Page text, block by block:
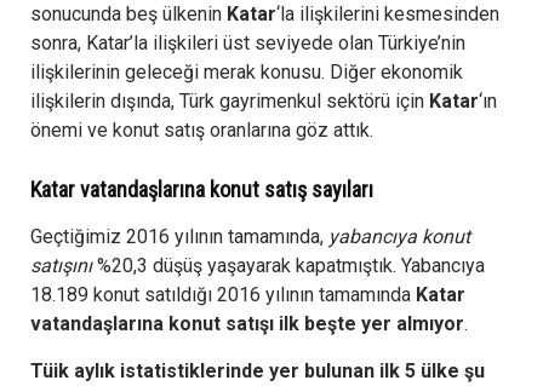
sonucunda beş ülkenin Katar‘la ilişkilerini kesmesinden
sonra, Katar’la ilişkileri üst seviyede olan Türkiye’nin
ilişkilerinin geleceği merak konusu. Diğer ekonomik
ilişkilerin dışında, Türk gayrimenkul sektörü için Katar‘ın
önemi ve konut satış oranlarına göz attık.
Katar vatandaşlarına konut satış sayıları
Geçtiğimiz 2016 yılının tamamında, yabancıya konut
satışını%20,3 düşüş yaşayarak kapatmıştık. Yabancıya
18.189 konut satıldığı 2016 yılının tamamında Katar
vatandaşlarına konut satışı ilk beşte yer almıyor.
Tüik aylık istatistiklerinde yer bulunan ilk 5 ülke şu